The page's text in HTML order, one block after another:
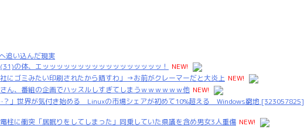
追い込んだ現実
の体、エッッッッッッッッッッッッッッッッッ！
NEW!
社にゴミみたい印刷されたから晒すわ」→お前がクレーマーだと大炎上 NEW!
ん、番組の企画でハッスルしすぎてしまうｗｗｗｗｗｗ他 NEW!
？」世界が気付き始める Linuxの市場シェアが初めて10%超える Windows窮地 [323057825]
柱に衝突「居眠りをしてしまった」同乗していた県議を含め男女3人重傷 NEW!